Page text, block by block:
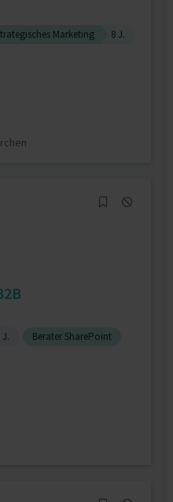
Marketing
8 J.
J.
Berater SharePoint